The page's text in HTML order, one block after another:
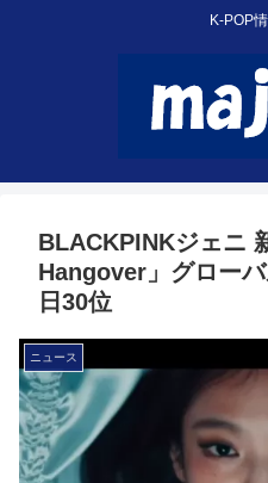
K-POP
BLACKPINKジェニ
Hangover」グロー
日30位
ニュース